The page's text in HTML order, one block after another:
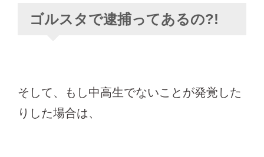
ゴルスタで逮捕ってあるの?!
そして、もし中高生でないことが発覚した
りした場合は、